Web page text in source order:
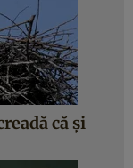
că și